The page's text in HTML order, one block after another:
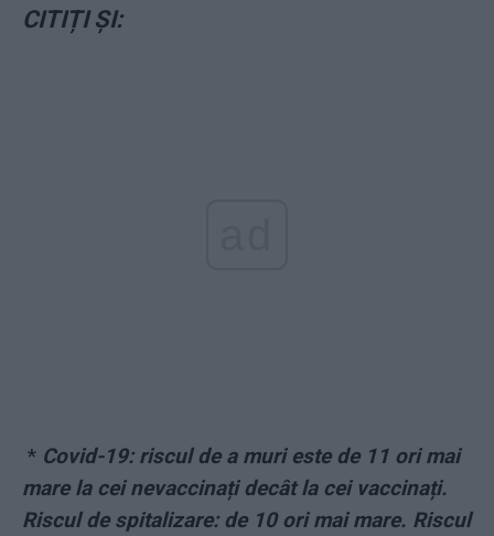
CITIȚI ȘI:
* Covid-19: riscul de a muri este de 11 ori mai
mare la cei nevaccinați decât la cei vaccinați.
Riscul de spitalizare: de 10 ori mai mare. Riscul